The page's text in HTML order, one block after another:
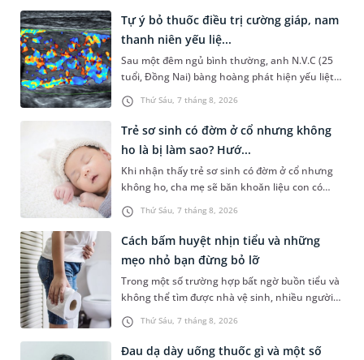
Thứ Sáu, 7 tháng 8, 2026
Tự ý bỏ thuốc điều trị cường giáp, nam
thanh niên yếu liệ...
Sau một đêm ngủ bình thường, anh N.V.C (25
tuổi, Đồng Nai) bàng hoàng phát hiện yếu liệt 2
chân, không thể vận động đi lại được. Kết quả
thăm khám tại Phòng...
Thứ Sáu, 7 tháng 8, 2026
Trẻ sơ sinh có đờm ở cổ nhưng không
ho là bị làm sao? Hướ...
Khi nhận thấy trẻ sơ sinh có đờm ở cổ nhưng
không ho, cha mẹ sẽ băn khoăn liệu con có
đang mắc bệnh đường hô hấp hay không.
Những chia sẻ dưới đây sẽ giúp ch...
Thứ Sáu, 7 tháng 8, 2026
Cách bấm huyệt nhịn tiểu và những
mẹo nhỏ bạn đừng bỏ lỡ
Trong một số trường hợp bất ngờ buồn tiểu và
không thể tìm được nhà vệ sinh, nhiều người
đã áp dụng phương pháp bấm huyệt nhịn tiểu.
Vậy cách bấm huyệt nhịn...
Đau dạ dày uống thuốc gì và một số